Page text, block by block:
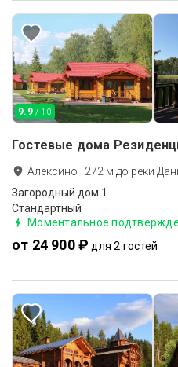
9.9 / 10
Гостевые дома
Алексино · 272 м до реки
Загородный дом 1
Стандартный
Моментальное
от 24 900 ₽ для 2 гостей